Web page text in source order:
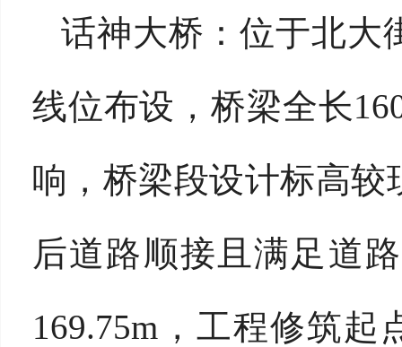
话神大桥：位于北大
线位布设，桥梁全长
响，桥梁段设计标高较
后道路顺接且满足道
169.75m，工程修筑起